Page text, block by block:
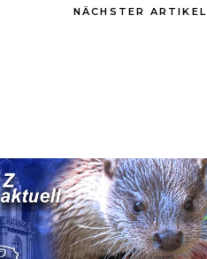
NÄCHSTER ARTIKEL